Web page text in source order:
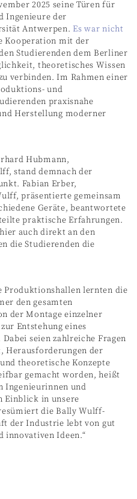
2025 seine Türen für
Ingenieure der
Antwerpen. Es war nicht
Kooperation mit der
Studierenden dem Berliner
theoretisches Wissen
verbinden. Im Rahmen einer
und
praxisnahe
Herstellung moderner
Hubmann,
stand demnach der
Fabian Erber,
präsentierte gemeinsam
Geräte, beantwortete
praktische Erfahrungen.
auch direkt an den
die Studierenden die
Produktionshallen lernten die
den gesamten
der Montage einzelner
Entstehung eines
seien zahlreiche Fragen
Herausforderungen der
theoretische Konzepte
gemacht worden, heißt
Ingenieurinnen und
Einblick in unsere
die Bally Wulff-
der Industrie lebt von gut
innovativen Ideen.“